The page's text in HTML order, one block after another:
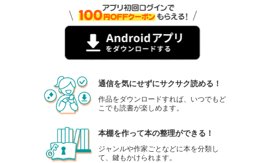
通信を気にせずにサクサク読める！
作品をダウンロードすれば、いつでもど
こでも読書が楽しめます。
本棚を作って本の整理ができる！
ジャンルや作家ごとなどに本を分類し
て、鍵もかけられます。